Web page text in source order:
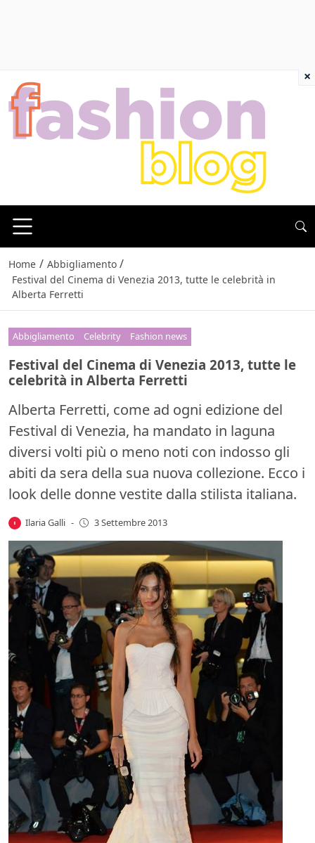
Home / Abbigliamento /
Festival del Cinema di Venezia 2013, tutte le celebrità in
Alberta Ferretti
Abbigliamento Celebrity Fashion news
Festival del Cinema di Venezia 2013, tutte le
celebrità in Alberta Ferretti
Alberta Ferretti, come ad ogni edizione del
Festival di Venezia, ha mandato in laguna
diversi volti più o meno noti con indosso gli
abiti da sera della sua nuova collezione. Ecco i
look delle donne vestite dalla stilista italiana.
Ilaria Galli - 3 Settembre 2013
×